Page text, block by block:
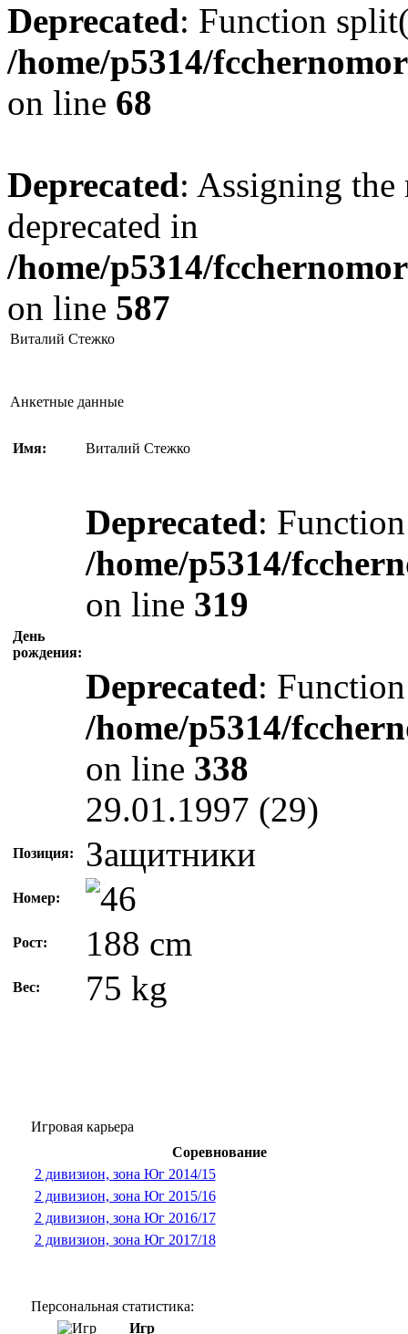
Deprecated: Function
/home/p5314/
on line 68
Deprecated: Assigning the
deprecated in
/home/p5314/
on line 587
Виталий Стежко
Анкетные данные
Имя: Виталий Стежко
День
рождения:
Deprecated:
/home/p5314/
on line 319
Deprecated:
/home/p5314/
on line 338
29.01.1997 (29)
Позиция: Защитники
Номер:
Рост: 188 cm
Вес: 75 kg
Игровая карьера
Соревнование
2 дивизион, зона Юг 2014/15
2 дивизион, зона Юг 2015/16
2 дивизион, зона Юг 2016/17
2 дивизион, зона Юг 2017/18
Персональная статистика:
Игр